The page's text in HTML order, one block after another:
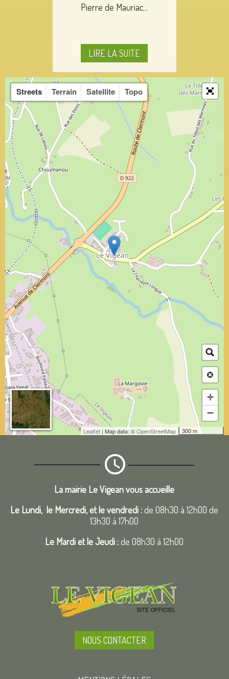
Pierre de Mauriac...
LIRE LA SUITE
Streets Terrain Satellite Topo
+
−
300 m
Leaflet | Map data: ©OpenStreetMap
La mairie Le Vigean vous accueille
Le Lundi, le Mercredi, et le vendredi :de 08h30 à 12h00 de
13h30 à 17h00
Le Mardi et le Jeudi :de 08h30 à 12h00
NOUS CONTACTER